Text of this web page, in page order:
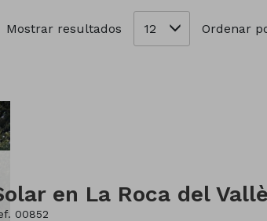
Mostrar resultados 12 Ordenar
en La Roca del
00852